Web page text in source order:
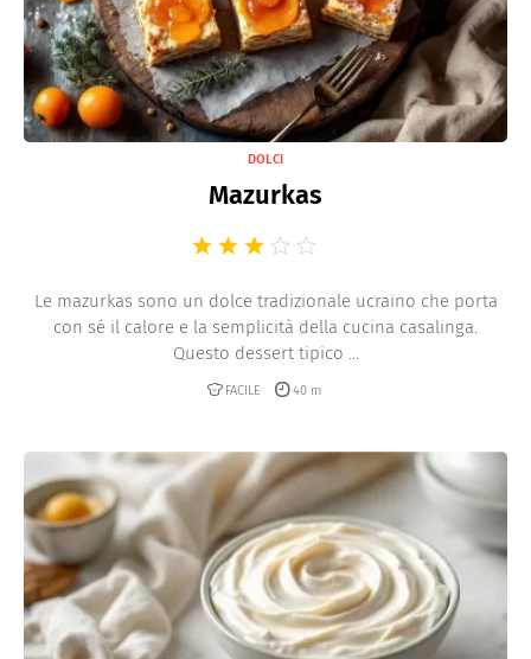
DOLCI
Mazurkas
Le mazurkas sono un dolce tradizionale ucraino che porta
con sé il calore e la semplicità della cucina casalinga.
Questo dessert tipico ...
FACILE 40 m